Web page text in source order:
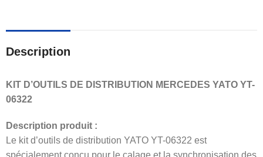
Description
KIT D’OUTILS DE DISTRIBUTION MERCEDES YATO YT-
06322
Description produit :
Le kit d’outils de distribution YATO YT-06322 est